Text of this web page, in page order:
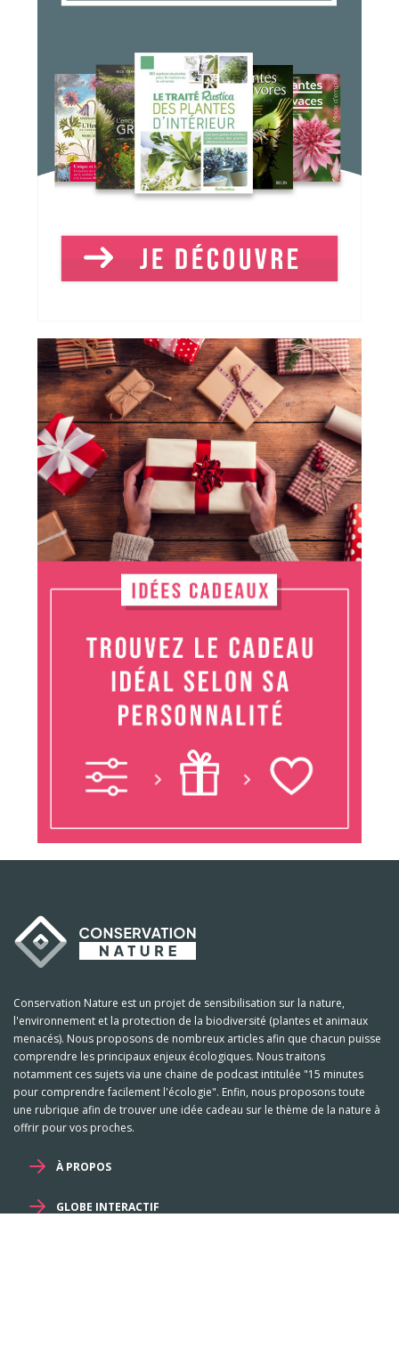
Conservation Nature est un projet de sensibilisation sur la nature,
l'environnement et la protection de la biodiversité (plantes et animaux
menacés). Nous proposons de nombreux articles afin que chacun puisse
comprendre les principaux enjeux écologiques. Nous traitons
notamment ces sujets via une chaine de podcast intitulée "15 minutes
pour comprendre facilement l'écologie". Enfin, nous proposons toute
une rubrique afin de trouver une idée cadeau sur le thème de la nature à
offrir pour vos proches.
À PROPOS
GLOBE INTERACTIF